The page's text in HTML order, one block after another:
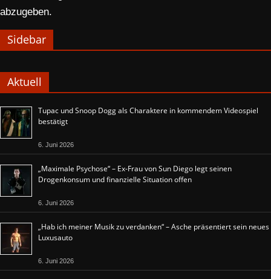
abzugeben.
Sidebar
Aktuell
Tupac und Snoop Dogg als Charaktere in kommendem Videospiel
bestätigt
6. Juni 2026
„Maximale Psychose“ – Ex-Frau von Sun Diego legt seinen
Drogenkonsum und finanzielle Situation offen
6. Juni 2026
„Hab ich meiner Musik zu verdanken“ – Asche präsentiert sein neues
Luxusauto
6. Juni 2026